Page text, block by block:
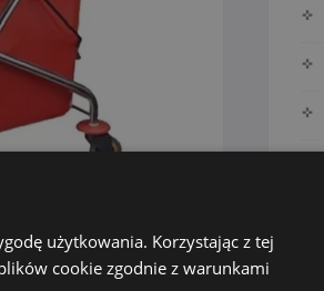
użytkowania. Korzystając z tej
cookie zgodnie z warunkami